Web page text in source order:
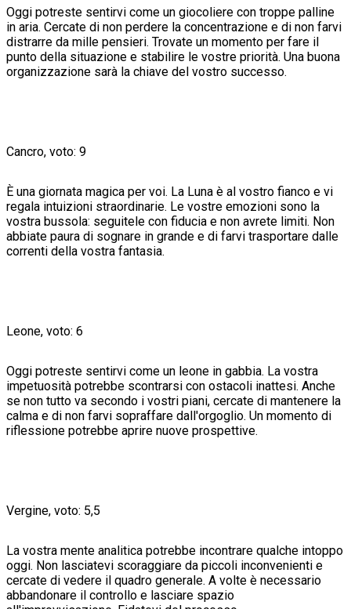
Oggi potreste sentirvi come un giocoliere con troppe palline
in aria. Cercate di non perdere la concentrazione e di non farvi
distrarre da mille pensieri. Trovate un momento per fare il
punto della situazione e stabilire le vostre priorità. Una buona
organizzazione sarà la chiave del vostro successo.
Cancro, voto: 9
È una giornata magica per voi. La Luna è al vostro fianco e vi
regala intuizioni straordinarie. Le vostre emozioni sono la
vostra bussola: seguitele con fiducia e non avrete limiti. Non
abbiate paura di sognare in grande e di farvi trasportare dalle
correnti della vostra fantasia.
Leone, voto: 6
Oggi potreste sentirvi come un leone in gabbia. La vostra
impetuosità potrebbe scontrarsi con ostacoli inattesi. Anche
se non tutto va secondo i vostri piani, cercate di mantenere la
calma e di non farvi sopraffare dall'orgoglio. Un momento di
riflessione potrebbe aprire nuove prospettive.
Vergine, voto: 5,5
La vostra mente analitica potrebbe incontrare qualche intoppo
oggi. Non lasciatevi scoraggiare da piccoli inconvenienti e
cercate di vedere il quadro generale. A volte è necessario
abbandonare il controllo e lasciare spazio